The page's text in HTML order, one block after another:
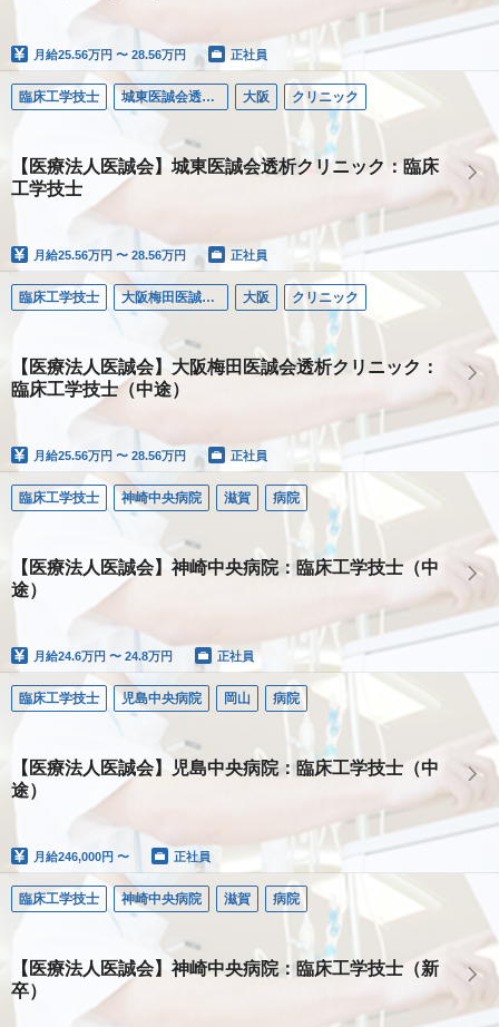
月給25.56万円 〜 28.56万円 正社員
臨床工学技士 城東医誠会透析クリニック 大阪 クリニック
【医療法人医誠会】城東医誠会透析クリニック：臨床
工学技士
月給25.56万円 〜 28.56万円 正社員
臨床工学技士 大阪梅田医誠会透析クリニック 大阪 クリニック
【医療法人医誠会】大阪梅田医誠会透析クリニック：
臨床工学技士（中途）
月給25.56万円 〜 28.56万円 正社員
臨床工学技士 神崎中央病院 滋賀 病院
【医療法人医誠会】神崎中央病院：臨床工学技士（中
途）
月給24.6万円 〜 24.8万円 正社員
臨床工学技士 児島中央病院 岡山 病院
【医療法人医誠会】児島中央病院：臨床工学技士（中
途）
月給246,000円 〜 正社員
臨床工学技士 神崎中央病院 滋賀 病院
【医療法人医誠会】神崎中央病院：臨床工学技士（新
卒）